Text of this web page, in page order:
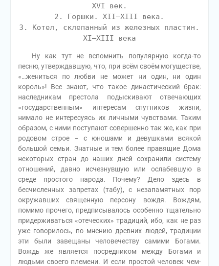
XVI век.
2. Горшки. XII–XIII века.
3. Котел, склепанный из железных пластин.
XI–XIII века
Ну как тут не вспомнить популярную когда-то
песню, утверждавшую, что, при всём своём могуществе,
«…жениться по любви не может ни один, ни один
король»! Все знают, что такое династический брак:
наследникам престола подыскивают отвечающих
«государственным» интересам спутников жизни,
нимало не интересуясь их личными чувствами. Таким
образом, с ними поступают совершенно так же, как при
родовом строе – с юношами и девушками всякой
большой семьи. Знатные и тем более правящие Дома
некоторых стран до наших дней сохранили систему
отношений, давно исчезнувшую или ослабевшую в
среде простого народа. Почему? Дело здесь в
бесчисленных запретах (табу), с незапамятных пор
окружавших священную персону вождя. Вождям,
помимо прочего, предписывалось особенно тщательно
придерживаться «отеческих» традиций, ибо, как не раз
уже говорилось, по мнению древних людей, традиции
эти были завещаны человечеству самими Богами.
Вождь же является посредником между Богами и
людьми своего племени. И если простой человек чем-